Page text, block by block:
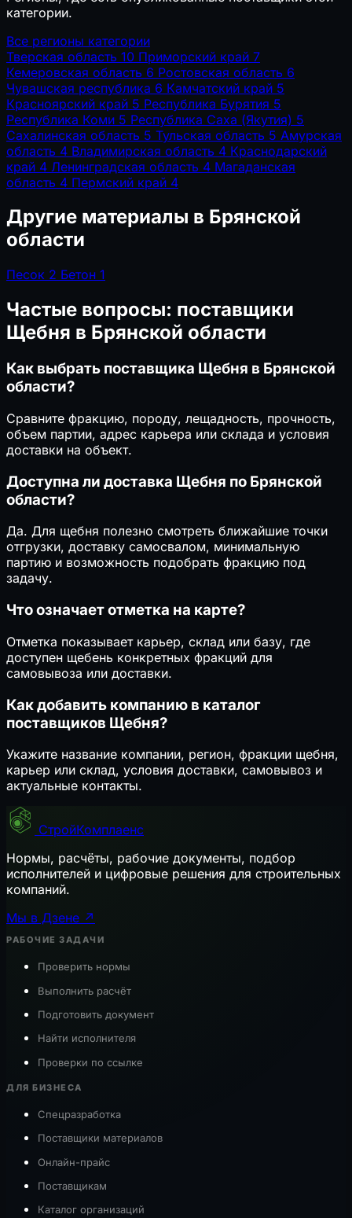
категории.
Все регионы категории
Тверская область 10 Приморский край 7
Кемеровская область 6 Ростовская область 6
Чувашская республика 6 Камчатский край 5
Красноярский край 5 Республика Бурятия 5
Республика Коми 5 Республика Саха (Якутия) 5
Сахалинская область 5 Тульская область 5 Амурская
область 4 Владимирская область 4 Краснодарский
край 4 Ленинградская область 4 Магаданская
область 4 Пермский край 4
Другие материалы в Брянской
области
Песок 2 Бетон 1
Частые вопросы: поставщики
Щебня в Брянской области
Как выбрать поставщика Щебня в Брянской
области?
Сравните фракцию, породу, лещадность, прочность,
объем партии, адрес карьера или склада и условия
доставки на объект.
Доступна ли доставка Щебня по Брянской
области?
Да. Для щебня полезно смотреть ближайшие точки
отгрузки, доставку самосвалом, минимальную
партию и возможность подобрать фракцию под
задачу.
Что означает отметка на карте?
Отметка показывает карьер, склад или базу, где
доступен щебень конкретных фракций для
самовывоза или доставки.
Как добавить компанию в каталог
поставщиков Щебня?
Укажите название компании, регион, фракции щебня,
карьер или склад, условия доставки, самовывоз и
актуальные контакты.
СтройКомплаенс
Нормы, расчёты, рабочие документы, подбор
исполнителей и цифровые решения для строительных
компаний.
Мы в Дзене ↗
РАБОЧИЕ ЗАДАЧИ
Проверить нормы
Выполнить расчёт
Подготовить документ
Найти исполнителя
Проверки по ссылке
ДЛЯ БИЗНЕСА
Спецразработка
Поставщики материалов
Онлайн-прайс
Поставщикам
Каталог организаций